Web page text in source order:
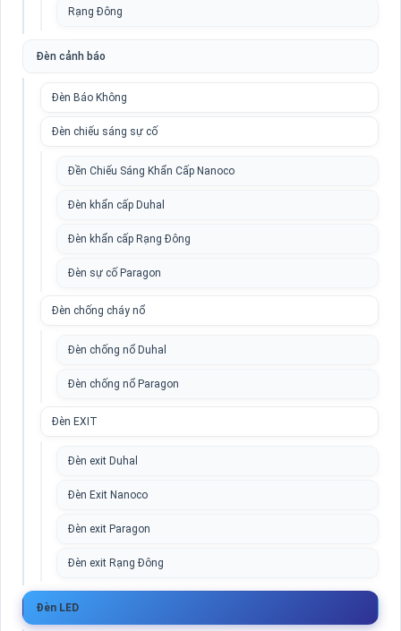
Rạng Đông
Đèn cảnh báo
Đèn Báo Không
Đèn chiếu sáng sự cố
Đền Chiếu Sáng Khẩn Cấp Nanoco
Đèn khẩn cấp Duhal
Đèn khẩn cấp Rạng Đông
Đèn sự cố Paragon
Đèn chống cháy nổ
Đèn chống nổ Duhal
Đèn chống nổ Paragon
Đèn EXIT
Đèn exit Duhal
Đèn Exit Nanoco
Đèn exit Paragon
Đèn exit Rạng Đông
Đèn LED